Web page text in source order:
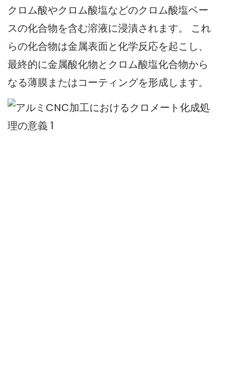
クロム酸やクロム酸塩などのクロム酸塩ベー
スの化合物を含む溶液に浸漬されます。 これ
らの化合物は金属表面と化学反応を起こし、
最終的に金属酸化物とクロム酸塩化合物から
なる薄膜またはコーティングを形成します。